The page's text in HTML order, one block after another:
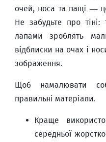
очей, носа та пащі —
Не забудьте про тіні:
лапами зроблять
відблиски на очах і
зображення.
Щоб намалювати
правильні матеріали.
Краще
середньої